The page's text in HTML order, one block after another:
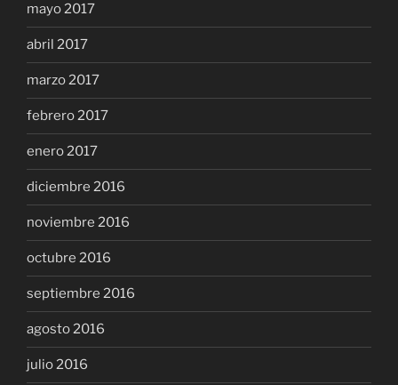
mayo 2017
abril 2017
marzo 2017
febrero 2017
enero 2017
diciembre 2016
noviembre 2016
octubre 2016
septiembre 2016
agosto 2016
julio 2016